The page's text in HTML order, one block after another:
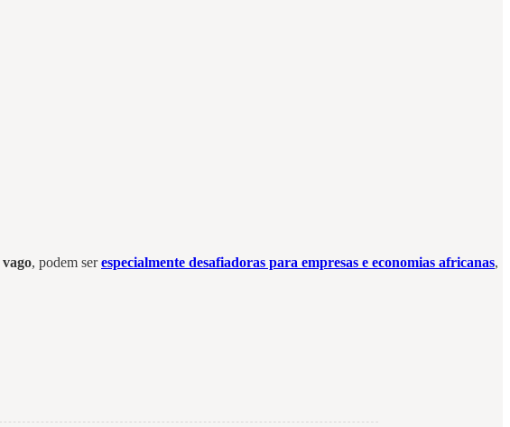
vago, podem serespecialmente desafiadoras para empresas e economias africanas,